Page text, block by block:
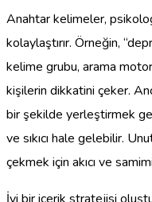
Anahtar kelimeler,
kolaylaştırır. Örneğin,
kelime grubu, arama
kişilerin dikkatini çeker.
bir şekilde yerleştirmek
ve sıkıcı hale gelebilir.
çekmek için akıcı ve